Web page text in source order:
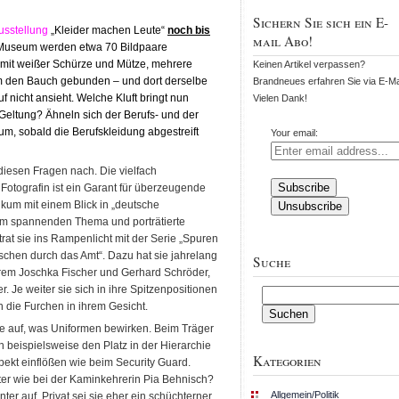
„Kleider machen Leute“ noch bis
werden etwa 70 Bildpaare
weißer Schürze und Mütze, mehrere
den Bauch gebunden – und dort derselbe
nicht ansieht. Welche Kluft bringt nun
Ähneln sich der Berufs- und der
sobald die Berufskleidung abgestreift
Fragen nach. Die vielfach
ist ein Garant für überzeugende
mit einem Blick in „deutsche
spannenden Thema und porträtierte
sie ins Rampenlicht mit der Serie „Spuren
durch das Amt“. Dazu hat sie jahrelang
Joschka Fischer und Gerhard Schröder,
Je weiter sie sich in ihre Spitzenpositionen
die Furchen in ihrem Gesicht.
auf, was Uniformen bewirken. Beim Träger
beispielsweise den Platz in der Hierarchie
einflößen wie beim Security Guard.
wie bei der Kaminkehrerin Pia Behnisch?
Sichern Sie sich ein E-
mail Abo!
Keinen Artikel verpassen?
Brandneues erfahren Sie via E-
Vielen Dank!
Your email:
Suche
nach:
Kategorien
Allgemein/Politik